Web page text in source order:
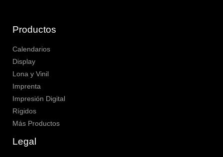
Productos
Calendarios
Display
Lona y Vinil
Imprenta
Impresión Digital
Rígidos
Más Productos
Legal